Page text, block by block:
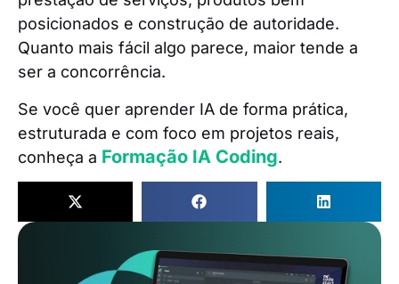
posicionados e construção de autoridade.
Quanto mais fácil algo parece, maior tende a
ser a concorrência.
Se você quer aprender IA de forma prática,
estruturada e com foco em projetos reais,
conheça a Formação IA Coding.